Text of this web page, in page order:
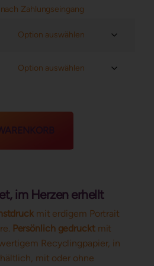
Zahlungseingang
im Herzen erhellt
mit erdigem Portrait
Persönlich gedrucktmit
Recyclingpapier, in
mit oder ohne